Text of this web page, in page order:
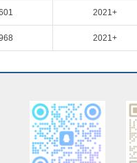
2021+
2021+